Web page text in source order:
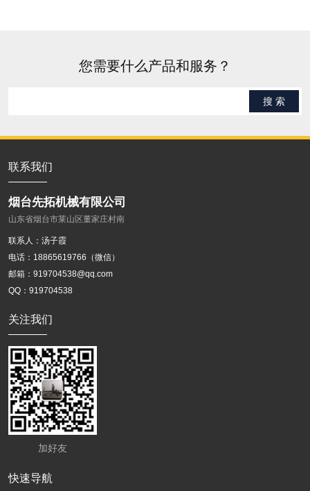
您需要什么产品和服务？
搜 索
联系我们
烟台先拓机械有限公司
山东省烟台市莱山区董家庄村南
联系人：汤子霞
电话：18865619766（微信）
邮箱： 919704538@qq.com
QQ：919704538
关注我们
加好友
快速导航